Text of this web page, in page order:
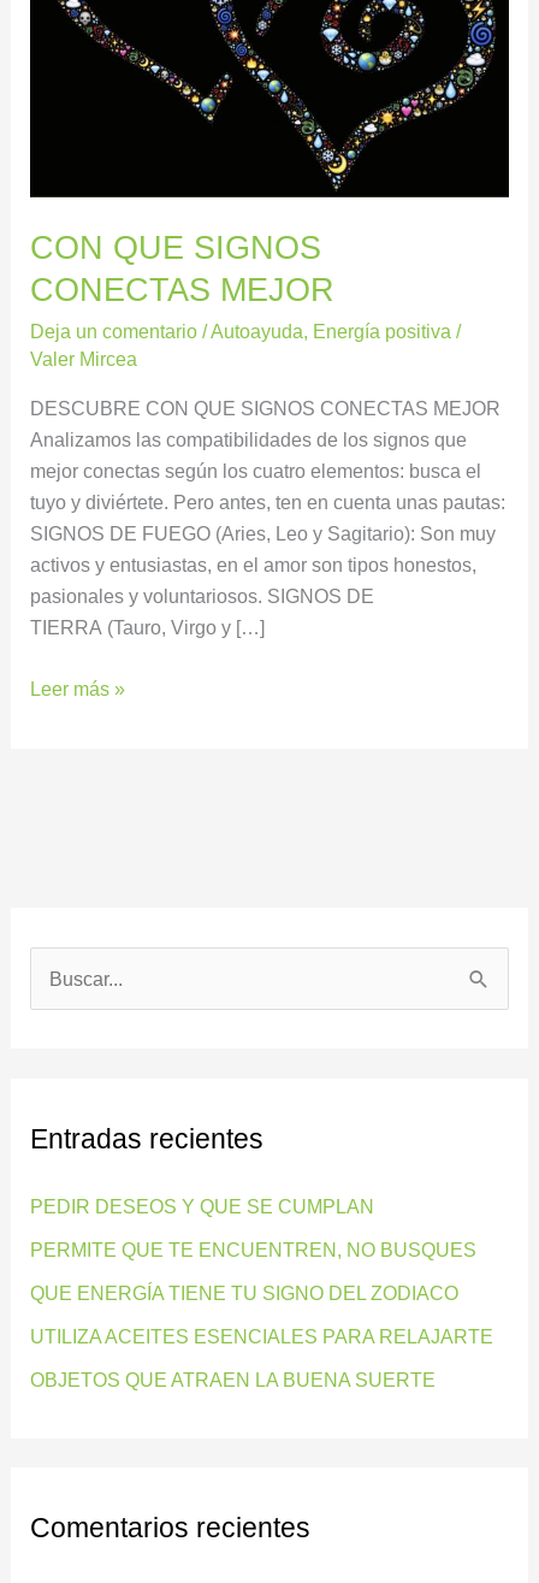
CON QUE SIGNOS
CONECTAS MEJOR
Deja un comentario /Autoayuda, Energía positiva /
Valer Mircea
DESCUBRE CON QUE SIGNOS CONECTAS MEJOR
Analizamos las compatibilidades de los signos que
mejor conectas según los cuatro elementos: busca el
tuyo y diviértete. Pero antes, ten en cuenta unas pautas:
SIGNOS DE FUEGO (Aries, Leo y Sagitario): Son muy
activos y entusiastas, en el amor son tipos honestos,
pasionales y voluntariosos. SIGNOS DE
TIERRA (Tauro, Virgo y […]
Leer más »
a
p
o
r
:
Entradas recientes
PEDIR DESEOS Y QUE SE CUMPLAN
PERMITE QUE TE ENCUENTREN, NO BUSQUES
QUE ENERGÍA TIENE TU SIGNO DEL ZODIACO
UTILIZA ACEITES ESENCIALES PARA RELAJARTE
OBJETOS QUE ATRAEN LA BUENA SUERTE
Comentarios recientes